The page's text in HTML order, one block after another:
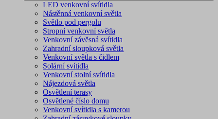
LED venkovní svítidla
Nástěnná venkovní světla
Světlo pod pergolu
Stropní venkovní světla
Venkovní závěsná svítidla
Zahradní sloupková světla
Venkovní světla s čidlem
Solární svítidla
Venkovní stolní svítidla
Nájezdová světla
Osvětlení terasy
Osvětlené číslo domu
Venkovní svítidla s kamerou